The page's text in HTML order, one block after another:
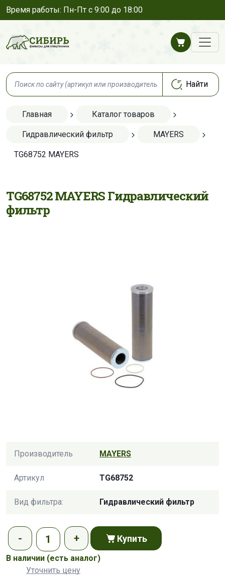
Время работы: Пн-Пт с 9:00 до 18:00
Главная Каталог товаров
Гидравлический фильтр MAYERS
TG68752 MAYERS
TG68752 MAYERS Гидравлический
фильтр
Производитель MAYERS
Артикул TG68752
Вид фильтра: Гидравлический фильтр
Купить
В наличии (есть аналог)
Уточнить цену